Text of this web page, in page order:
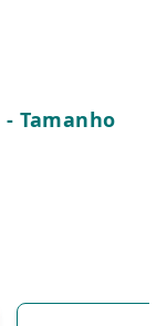
- Tamanho